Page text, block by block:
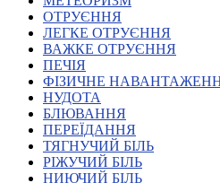
Херсонська
Хмельницька
Черкаська
Чернігівська
Особи
питань укладення
Вивчаємо жестову мову
ОТРУЄННЯ
ЛЕГКЕ ОТРУЄННЯ
ВАЖКЕ ОТРУЄННЯ
ПЕЧІЯ
ФІЗИЧНЕ
НУДОТА
БЛЮВАННЯ
ПЕРЕЇДАННЯ
ТЯГНУЧИЙ БІЛЬ
РІЖУЧИЙ БІЛЬ
НИЮЧИЙ БІЛЬ